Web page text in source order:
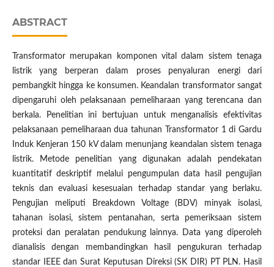
ABSTRACT
Transformator merupakan komponen vital dalam sistem tenaga
listrik yang berperan dalam proses penyaluran energi dari
pembangkit hingga ke konsumen. Keandalan transformator sangat
dipengaruhi oleh pelaksanaan pemeliharaan yang terencana dan
berkala. Penelitian ini bertujuan untuk menganalisis efektivitas
pelaksanaan pemeliharaan dua tahunan Transformator 1 di Gardu
Induk Kenjeran 150 kV dalam menunjang keandalan sistem tenaga
listrik. Metode penelitian yang digunakan adalah pendekatan
kuantitatif deskriptif melalui pengumpulan data hasil pengujian
teknis dan evaluasi kesesuaian terhadap standar yang berlaku.
Pengujian meliputi Breakdown Voltage (BDV) minyak isolasi,
tahanan isolasi, sistem pentanahan, serta pemeriksaan sistem
proteksi dan peralatan pendukung lainnya. Data yang diperoleh
dianalisis dengan membandingkan hasil pengukuran terhadap
standar IEEE dan Surat Keputusan Direksi (SK DIR) PT PLN. Hasil